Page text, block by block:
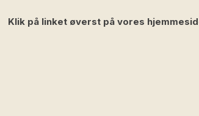
Klik på linket øverst på vores